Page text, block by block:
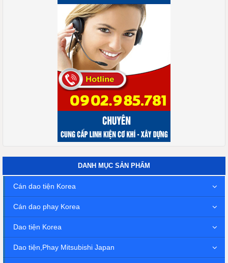
DANH MỤC SẢN PHẨM
Cán dao tiện Korea
Cán dao phay Korea
Dao tiện Korea
Dao tiện,Phay Mitsubishi Japan